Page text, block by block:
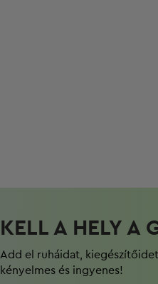
KELL A HELY A
Add el ruháidat,
kényelmes és ingyenes!